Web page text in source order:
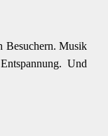
Besuchern. Musik
Und